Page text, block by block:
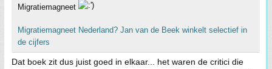
Migratiemagneet
Migratiemagneet Nederland? Jan van de Beek winkelt selectief in
de cijfers
Dat boek zit dus juist goed in elkaar... het waren de critici die